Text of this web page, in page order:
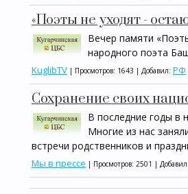
«Поэты не уходят -
Вечер памяти
народного поэта
KuglibTV | Просмотров: 1643 | Добавил: РФ
Cохранение своих
В последние годы в
Многие из нас
встречи родственников и
Мы в прессе | Просмотров: 2501 | Добавил: